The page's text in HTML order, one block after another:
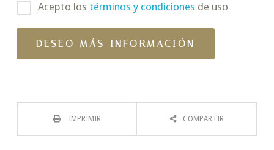
Acepto los términos y condiciones de uso
IMPRIMIR COMPARTIR